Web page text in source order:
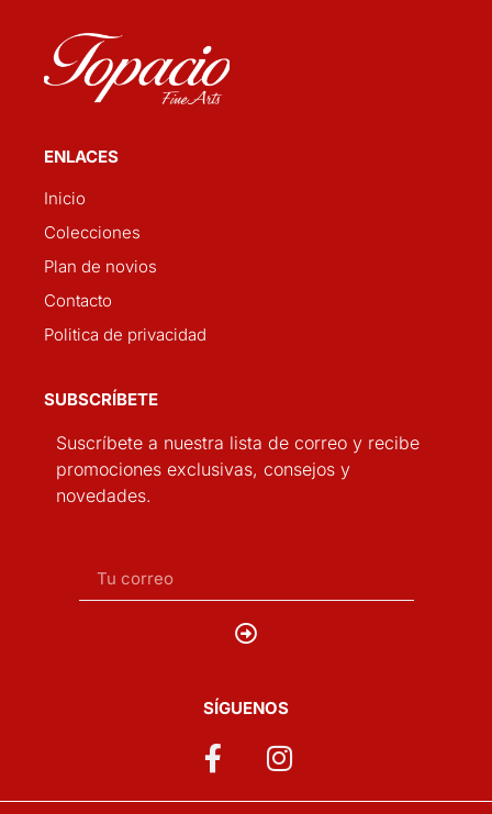
ENLACES
Inicio
Colecciones
Plan de novios
Contacto
Politica de privacidad
SUBSCRÍBETE
Suscríbete a nuestra lista de correo y recibe
promociones exclusivas, consejos y
novedades.
SÍGUENOS